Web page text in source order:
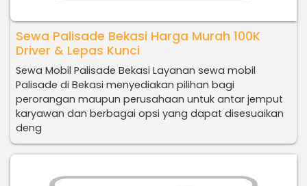
Sewa Palisade Bekasi Harga Murah 100K
Driver & Lepas Kunci
Sewa Mobil Palisade Bekasi Layanan sewa mobil
Palisade di Bekasi menyediakan pilihan bagi
perorangan maupun perusahaan untuk antar jemput
karyawan dan berbagai opsi yang dapat disesuaikan
deng